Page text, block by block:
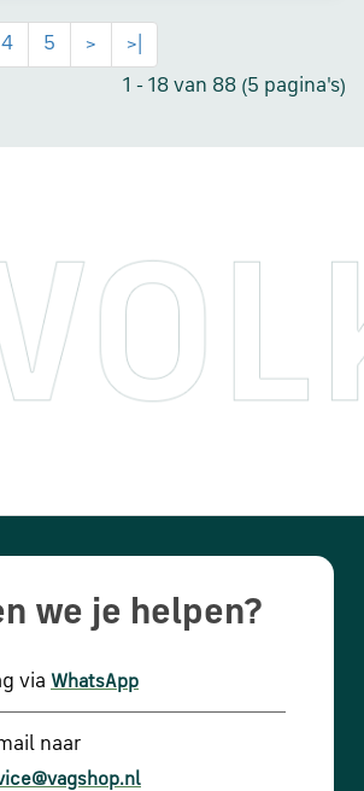
4 5 > >|
1 - 18 van 88 (5 pagina's)
we je helpen?
via WhatsApp
naar